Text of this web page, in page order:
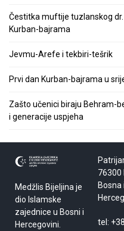
Čestitka muftije tuzlanskog
Kurban-bajrama
Jevmu-Arefe i tekbiri-tešrik
Prvi dan Kurban-bajrama u
Zašto učenici biraju Behram-
i generacije uspjeha
Medžlis Bijeljina je
dio Islamske
zajednice u Bosni i
Hercegovini.
76300
Bosna i
tel: